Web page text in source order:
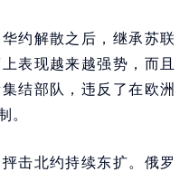
约解散之后，继承苏联
表现越来越强势，而且
结部队，违反了在欧洲
。
击北约持续东扩。俄罗